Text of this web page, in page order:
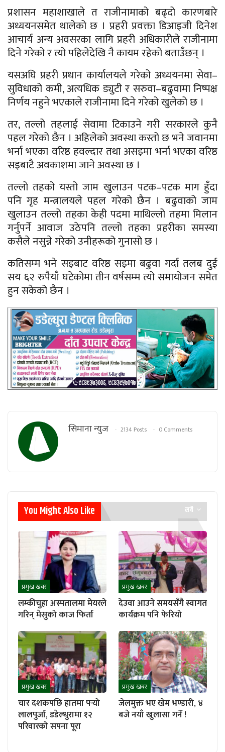
प्रशासन महाशाखाले त राजीनामाको बढ्दो कारणबारे
अध्ययनसमेत थालेको छ । प्रहरी प्रवक्ता डिआइजी दिनेश
आचार्य अन्य अवसरका लागि प्रहरी अधिकारीले राजीनामा
दिने गरेको र त्यो पहिलेदेखि नै कायम रहेको बताउँछन् ।
यसअघि प्रहरी प्रधान कार्यालयले गरेको अध्ययनमा सेवा–
सुविधाको कमी, अत्यधिक ड्युटी र सरुवा–बढुवामा निष्पक्ष
निर्णय नहुने भएकाले राजीनामा दिने गरेको खुलेको छ ।
तर, तल्लो तहलाई सेवामा टिकाउने गरी सरकारले कुनै
पहल गरेको छैन । अहिलेको अवस्था कस्तो छ भने जवानमा
भर्ना भएका वरिष्ठ हवल्दार तथा असइमा भर्ना भएका वरिष्ठ
सइबाटै अवकाशमा जाने अवस्था छ ।
तल्लो तहको यस्तो जाम खुलाउन पटक–पटक माग हुँदा
पनि गृह मन्त्रालयले पहल गरेको छैन । बढुवाको जाम
खुलाउन तल्लो तहका केही पदमा माथिल्लो तहमा मिलान
गर्नुपर्ने आवाज उठेपनि तल्लो तहका प्रहरीका समस्या
कसैले नसुन्ने गरेको उनीहरूको गुनासो छ ।
कतिसम्म भने सइबाट वरिष्ठ सइमा बढुवा गर्दा तलब दुई
सय ६२ रुपैयाँ घटेकोमा तीन वर्षसम्म त्यो समायोजन समेत
हुन सकेको छैन ।
सिमाना न्युज 2134 Posts 0 Comments
सबै
You Might Also Like
प्रमुख खबर
लम्कीचुहा अस्पतालमा मेयरले
गरिन् मेसुको काज फिर्ता
प्रमुख खबर
देउवा आउने समयसँगै स्वागत
कार्यक्रम पनि फेरियो
प्रमुख खबर
चार दशकपछि हातमा पर्‍यो
लालपुर्जा, डडेल्धुरामा १२
परिवारको सपना पूरा
प्रमुख खबर
जेलमुक्त भए खेम भण्डारी, ४
बजे नयाँ खुलासा गर्ने !